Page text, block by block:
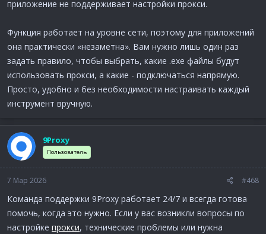
приложение не поддерживает настройки прокси.
Функция работает на уровне сети, поэтому для приложений
она практически «незаметна». Вам нужно лишь один раз
задать правило, чтобы выбрать, какие .exe файлы будут
использовать прокси, а какие - подключаться напрямую.
Просто, удобно и без необходимости настраивать каждый
инструмент вручную.
9Proxy
Пользователь
7 Мар 2026 #468
Команда поддержки 9Proxy работает 24/7 и всегда готова
помочь, когда это нужно. Если у вас возникли вопросы по
настройке прокси, технические проблемы или нужна